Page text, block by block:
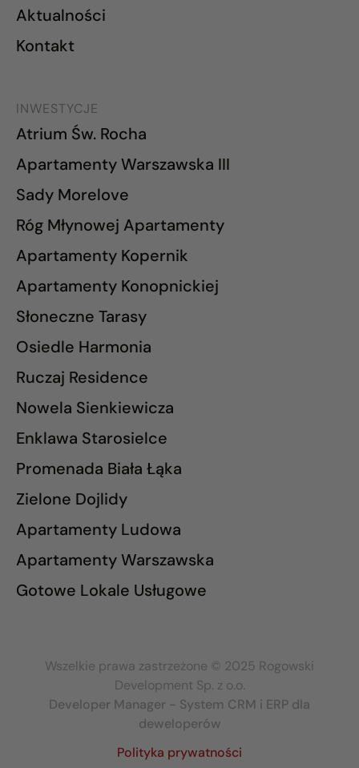
Aktualności
Kontakt
INWESTYCJE
Atrium Św. Rocha
Apartamenty Warszawska III
Sady Morelove
Róg Młynowej Apartamenty
Apartamenty Kopernik
Apartamenty Konopnickiej
Słoneczne Tarasy
Osiedle Harmonia
Ruczaj Residence
Nowela Sienkiewicza
Enklawa Starosielce
Promenada Biała Łąka
Zielone Dojlidy
Apartamenty Ludowa
Apartamenty Warszawska
Gotowe Lokale Usługowe
Wszelkie prawa zastrzeżone © 2025 Rogowski
Development Sp. z o.o.
Developer Manager - System CRM i ERP dla
deweloperów
Polityka prywatności